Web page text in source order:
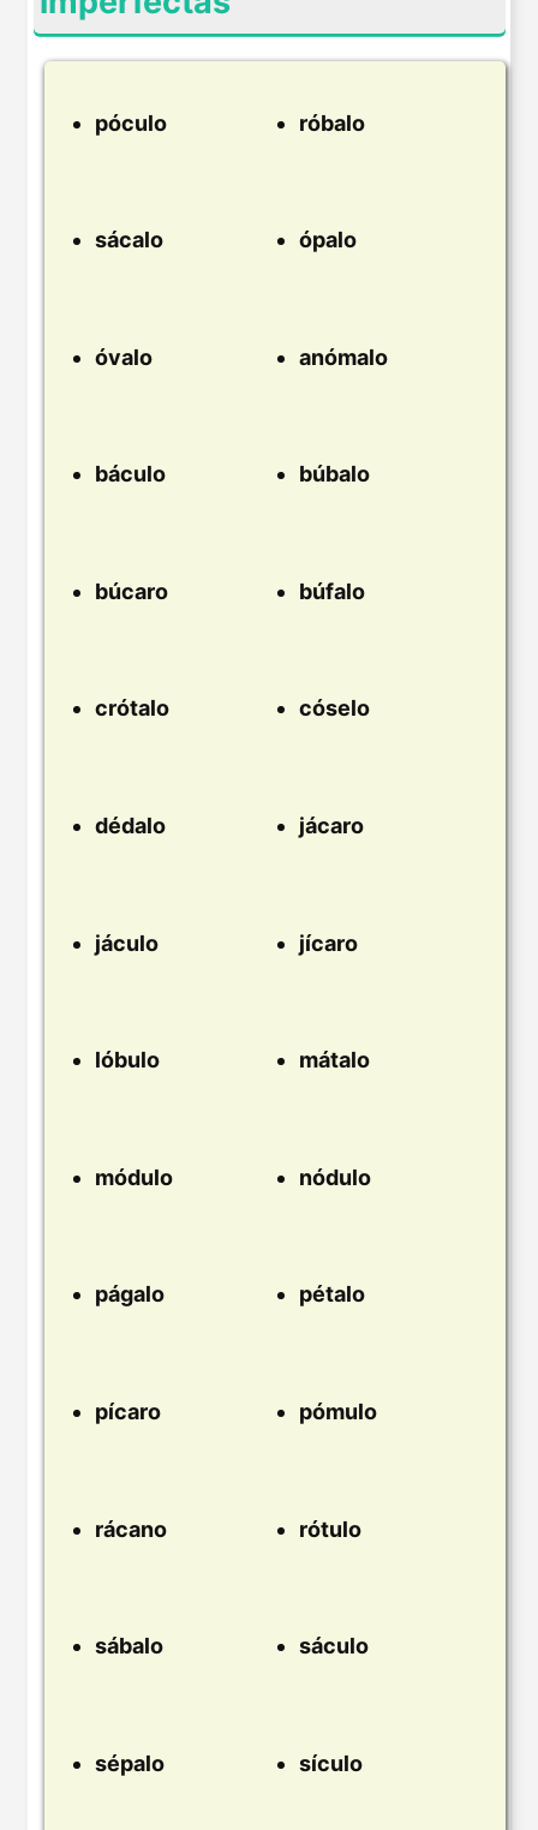
póculo róbalo
sácalo ópalo
óvalo anómalo
báculo búbalo
búcaro búfalo
crótalo cóselo
dédalo jácaro
jáculo jícaro
lóbulo mátalo
módulo nódulo
págalo pétalo
pícaro pómulo
rácano rótulo
sábalo sáculo
sépalo sículo